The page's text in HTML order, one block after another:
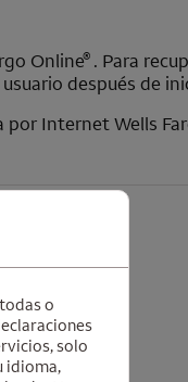
Online® . Para
después de
por InternetWells
#).
o
solo
idioma,